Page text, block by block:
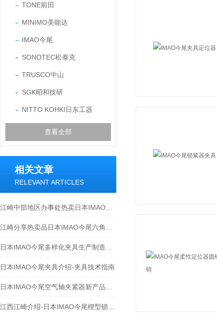
TONE前田
MINIMO美能达
IMAO今尾
SONOTEC松泰克
TRUSCO中山
SGK昭和技研
NITTO KOHKI日东工器
查看全部
相关文章
RELEVANT ARTICLES
日本IMAO今尾夹具介绍-夹具技术指南